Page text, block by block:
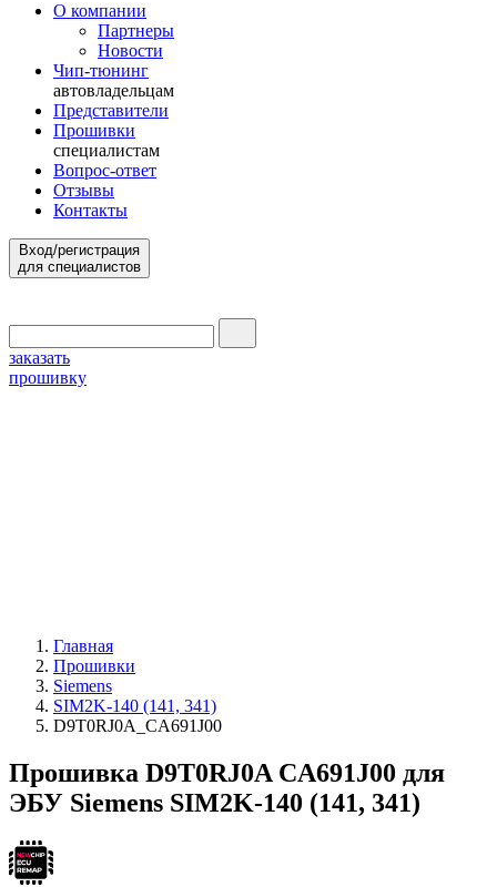
О компании
Партнеры
Новости
Чип-тюнинг
автовладельцам
Представители
Прошивки
специалистам
Вопрос-ответ
Отзывы
Контакты
Вход/регистрация
для специалистов
заказать
прошивку
Главная
Прошивки
Siemens
SIM2K-140 (141, 341)
D9T0RJ0A_CA691J00
Прошивка D9T0RJ0A CA691J00 для
ЭБУ Siemens SIM2K-140 (141, 341)